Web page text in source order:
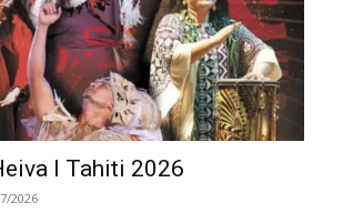
I Tahiti 2026
2026